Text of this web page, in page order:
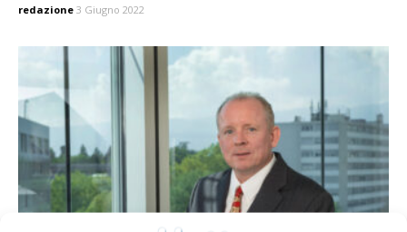
redazione 3 Giugno 2022